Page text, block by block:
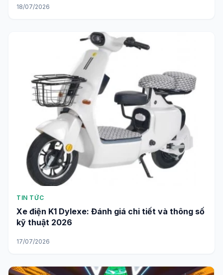
18/07/2026
TIN TỨC
Xe điện K1 Dylexe: Đánh giá chi tiết và thông số
kỹ thuật 2026
17/07/2026